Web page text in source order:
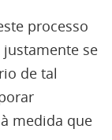
processo
se
de tal
medida que